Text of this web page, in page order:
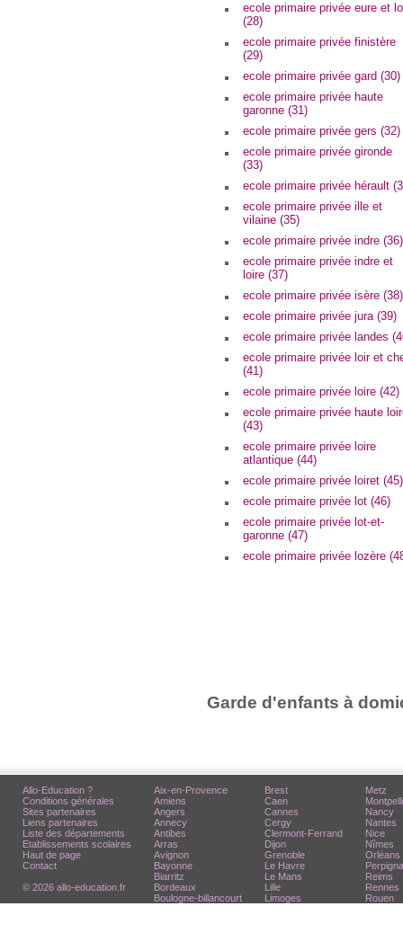
ecole primaire privée eure et
(28)
ecole primaire privée finistère
(29)
ecole primaire privée gard (30)
ecole primaire privée haute
garonne (31)
ecole primaire privée gers (32)
ecole primaire privée gironde
(33)
ecole primaire privée hérault
ecole primaire privée ille et
vilaine (35)
ecole primaire privée indre (36)
ecole primaire privée indre et
loire (37)
ecole primaire privée isère (38)
ecole primaire privée jura (39)
ecole primaire privée landes
ecole primaire privée loir et
(41)
ecole primaire privée loire (42)
ecole primaire privée haute
(43)
ecole primaire privée loire
atlantique (44)
ecole primaire privée loiret (45)
ecole primaire privée lot (46)
ecole primaire privée lot-et-
garonne (47)
ecole primaire privée lozère
Garde d'enfants à
Allo-Education ?
Conditions générales
Sites partenaires
Liens partenaires
Liste des départements
Etablissements scolaires
Haut de page
Contact
© 2026 allo-education.fr
Aix-en-Provence
Amiens
Angers
Annecy
Antibes
Arras
Avignon
Bayonne
Biarritz
Bordeaux
Boulogne-billancourt
Brest
Caen
Cannes
Cergy
Clermont-Ferrand
Dijon
Grenoble
Le Havre
Le Mans
Lille
Limoges
Metz
Nancy
Nantes
Nice
Nîmes
Orléans
Reims
Rennes
Rouen